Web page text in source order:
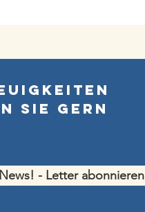
Sie gern
- Letter abonnieren